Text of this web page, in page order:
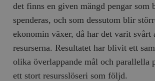
det finns en given mängd pengar som
spenderas, och som dessutom blir
ekonomin växer, då har det varit svårt
resurserna. Resultatet har blivit ett
olika överlappande mål och parallella
ett stort resursslöseri som följd.